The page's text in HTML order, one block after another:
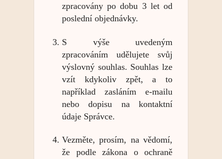
zpracovány po dobu 3 let od
poslední objednávky.
S výše uvedeným
zpracováním udělujete svůj
výslovný souhlas. Souhlas lze
vzít kdykoliv zpět, a to
například zasláním e-mailu
nebo dopisu na kontaktní
údaje Správce.
Vezměte, prosím, na vědomí,
že podle zákona o ochraně